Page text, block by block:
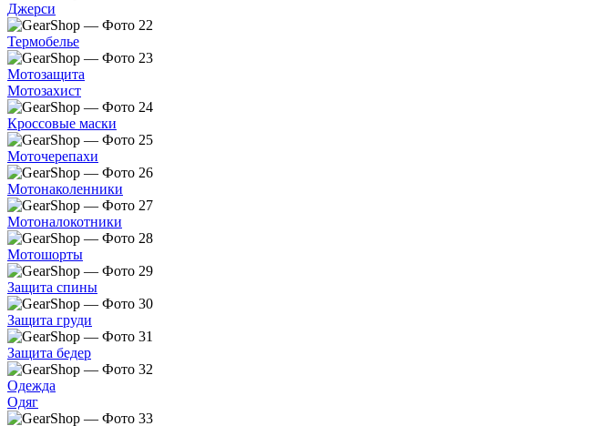
Джерси
Термобелье
Мотозащита
Мотозахист
Кроссовые маски
Моточерепахи
Мотонаколенники
Мотоналокотники
Мотошорты
Защита спины
Защита груди
Защита бедер
Одежда
Одяг